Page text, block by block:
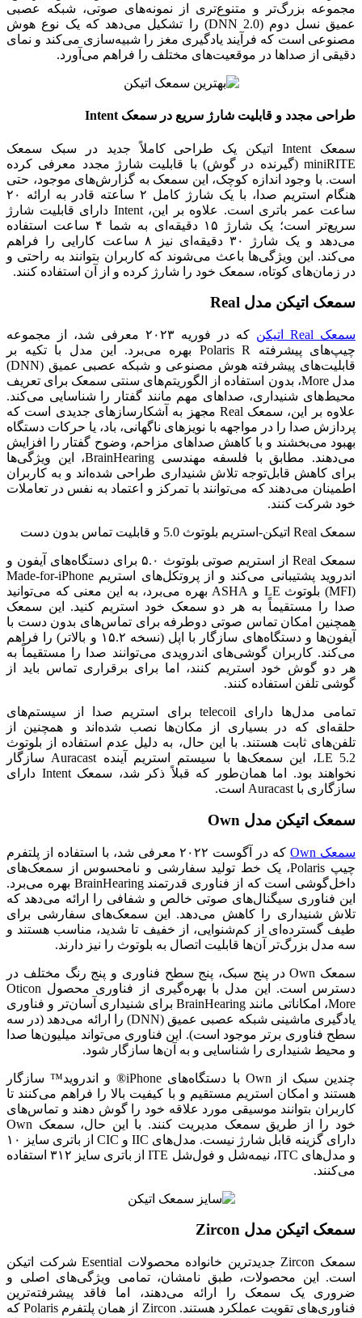
مجموعه بزرگ‌تر و متنوع‌تری از نمونه‌های صوتی، شبکه عصبی
عمیق نسل دوم (DNN 2.0) را تشکیل می‌دهد که یک نوع هوش
مصنوعی است که فرآیند یادگیری مغز را شبیه‌سازی می‌کند و نمای
دقیقی از صداها در موقعیت‌های مختلف را فراهم می‌آورد.
طراحی مجدد و قابلیت شارژ سریع در سمعک Intent
سمعک Intent اتیکن یک طراحی کاملاً جدید در سبک سمعک
miniRITE (گیرنده در گوش) با قابلیت شارژ مجدد معرفی کرده
است. با وجود اندازه کوچک، این سمعک به گزارش‌های موجود، حتی
هنگام استریم صدا، با یک شارژ کامل ۲ ساعته قادر به ارائه ۲۰
ساعت عمر باتری است. علاوه بر این، Intent دارای قابلیت شارژ
سریع‌تر است؛ یک شارژ ۱۵ دقیقه‌ای به شما ۴ ساعت استفاده
می‌دهد و یک شارژ ۳۰ دقیقه‌ای نیز ۸ ساعت کارایی را فراهم
می‌کند. این ویژگی‌ها باعث می‌شوند که کاربران بتوانند به راحتی و
در زمان‌های کوتاه، سمعک خود را شارژ کرده و از آن استفاده کنند.
سمعک اتیکن مدل Real
سمعک Real اتیکن
که در فوریه ۲۰۲۳ معرفی شد، از مجموعه
چیپ‌های پیشرفته Polaris R بهره می‌برد. این مدل با تکیه بر
قابلیت‌های پیشرفته هوش مصنوعی و شبکه عصبی عمیق (DNN)
مدل More، بدون استفاده از الگوریتم‌های سنتی سمعک برای تعریف
محیط‌های شنیداری، صداهای مهم مانند گفتار را شناسایی می‌کند.
علاوه بر این، سمعک Real مجهز به آشکارسازهای جدیدی است که
پردازش صدا را در مواجهه با نویزهای ناگهانی، باد، یا حرکات دستگاه
بهبود می‌بخشند و با کاهش صداهای مزاحم، وضوح گفتار را افزایش
می‌دهند. مطابق با فلسفه مهندسی BrainHearing، این ویژگی‌ها
برای کاهش قابل‌توجه تلاش شنیداری طراحی شده‌اند و به کاربران
اطمینان می‌دهند که می‌توانند با تمرکز و اعتماد به نفس در تعاملات
خود شرکت کنند.
سمعک Real اتیکن-استریم بلوتوث 5.0 و قابلیت تماس بدون دست
سمعک Real از استریم صوتی بلوتوث ۵.۰ برای دستگاه‌های آیفون و
اندروید پشتیبانی می‌کند و از پروتکل‌های استریم Made-for-iPhone
(MFI) بلوتوث LE و ASHA بهره می‌برد، به این معنی که می‌توانید
صدا را مستقیماً به هر دو سمعک خود استریم کنید. این سمعک
همچنین امکان تماس صوتی دوطرفه برای تماس‌های بدون دست با
آیفون‌ها و دستگاه‌های سازگار با اپل (نسخه ۱۵.۲ و بالاتر) را فراهم
می‌کند. کاربران گوشی‌های اندرویدی می‌توانند صدا را مستقیماً به
هر دو گوش خود استریم کنند، اما برای برقراری تماس باید از
گوشی تلفن استفاده کنند.
تمامی مدل‌ها دارای telecoil برای استریم صدا از سیستم‌های
حلقه‌ای که در بسیاری از مکان‌ها نصب شده‌اند و همچنین از
تلفن‌های ثابت هستند. با این حال، به دلیل عدم استفاده از بلوتوث
LE 5.2، این سمعک‌ها با سیستم استریم آینده Auracast سازگار
نخواهند بود. اما همان‌طور که قبلاً ذکر شد، سمعک Intent دارای
سازگاری با Auracast است.
سمعک اتیکن مدل Own
سمعک Own
که در آگوست ۲۰۲۲ معرفی شد، با استفاده از پلتفرم
چیپ Polaris، یک خط تولید سفارشی و نامحسوس از سمعک‌های
داخل‌گوشی است که از فناوری قدرتمند BrainHearing بهره می‌برد.
این فناوری سیگنال‌های صوتی خالص و شفافی را ارائه می‌دهد که
تلاش شنیداری را کاهش می‌دهد. این سمعک‌های سفارشی برای
طیف گسترده‌ای از کم‌شنوایی، از خفیف تا شدید، مناسب هستند و
سه مدل بزرگ‌تر آن‌ها قابلیت اتصال به بلوتوث را نیز دارند.
سمعک Own در پنج سبک، پنج سطح فناوری و پنج رنگ مختلف در
دسترس است. این مدل با بهره‌گیری از فناوری محصول Oticon
More، امکاناتی مانند BrainHearing برای شنیداری آسان‌تر و فناوری
یادگیری ماشینی شبکه عصبی عمیق (DNN) را ارائه می‌دهد (در سه
سطح فناوری برتر موجود است). این فناوری می‌تواند میلیون‌ها صدا
و محیط شنیداری را شناسایی و به آن‌ها سازگار شود.
چندین سبک از Own با دستگاه‌های iPhone® و اندروید™ سازگار
هستند و امکان استریم مستقیم و با کیفیت بالا را فراهم می‌کنند تا
کاربران بتوانند موسیقی مورد علاقه خود را گوش دهند و تماس‌های
خود را از طریق سمعک مدیریت کنند. با این حال، سمعک Own
دارای گزینه قابل شارژ نیست. مدل‌های IIC و CIC از باتری سایز ۱۰
و مدل‌های ITC، نیمه‌شل و فول‌شل ITE از باتری سایز ۳۱۲ استفاده
می‌کنند.
سمعک اتیکن مدل Zircon
سمعک Zircon جدیدترین خانواده محصولات Esential شرکت اتیکن
است. این محصولات، طبق نامشان، تمامی ویژگی‌های اصلی و
ضروری یک سمعک را ارائه می‌دهند، اما فاقد پیشرفته‌ترین
فناوری‌های تقویت عملکرد هستند. Zircon از همان پلتفرم Polaris که